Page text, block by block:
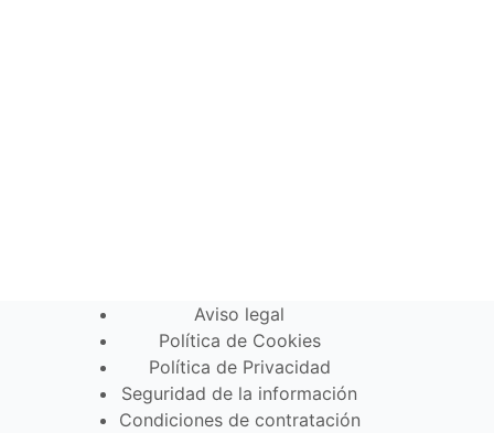
Aviso legal
Política de Cookies
Política de Privacidad
Seguridad de la información
Condiciones de contratación